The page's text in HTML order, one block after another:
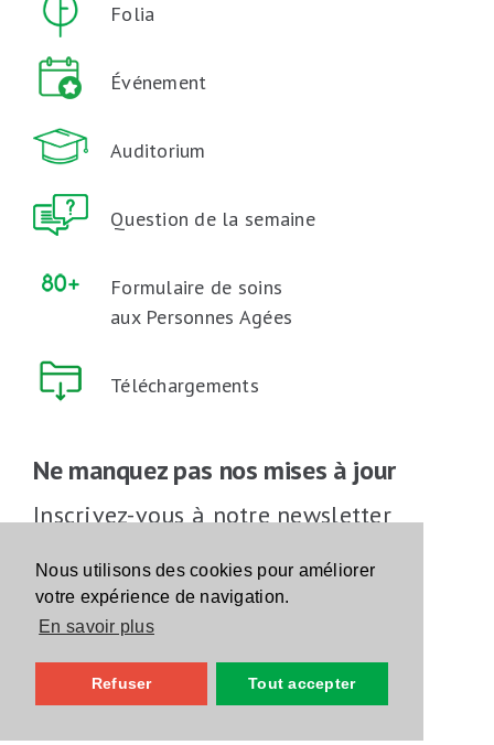
Nous utilisons des cookies pour améliorer
votre expérience de navigation.
En savoir plus
Refuser Tout accepter
Folia
Événement
Auditorium
Question de la semaine
Formulaire de soins
aux Personnes Agées
Téléchargements
Ne manquez pas nos mises à jour
Inscrivez-vous à notre newsletter
Inscrivez-vous
Suivez-nous sur les réseaux sociaux